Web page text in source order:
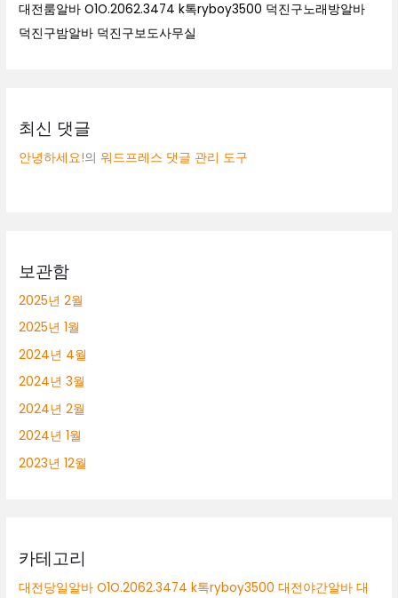
대전룸알바 O1O.2062.3474 k톡ryboy3500 덕진구노래방알바
덕진구밤알바 덕진구보도사무실
최신 댓글
안녕하세요!의워드프레스 댓글 관리 도구
보관함
2025년 2월
2025년 1월
2024년 4월
2024년 3월
2024년 2월
2024년 1월
2023년 12월
카테고리
대전당일알바 O1O.2062.3474 k톡ryboy3500 대전야간알바 대